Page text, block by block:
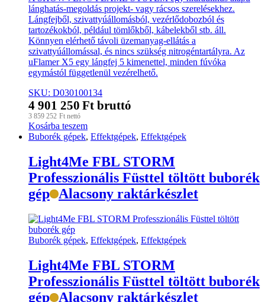
lánghatás-megoldás projekt- vagy rácsos szerelésekhez.
Lángfejből, szivattyúállomásból, vezérlődobozból és
tartozékokból, például tömlőkből, kábelekből stb. áll.
Könnyen elérhető távoli üzemanyag-ellátás a
szivattyúállomással, és nincs szükség nitrogéntartályra. Az
uFlamer X5 egy lángfej 5 kimenettel, minden fúvóka
egymástól függetlenül vezérelhető.
SKU: D030100134
4 901 250 Ft bruttó
3 859 252 Ft nettó
Kosárba teszem
Buborék gépek, Effektgépek, Effektgépek
Light4Me FBL STORM
Professzionális Füsttel töltött buborék
gép
Alacsony raktárkészlet
Buborék gépek, Effektgépek, Effektgépek
Light4Me FBL STORM
Professzionális Füsttel töltött buborék
gép
Alacsony raktárkészlet